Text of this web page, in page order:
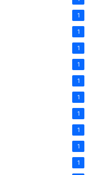
1
1
1
1
1
1
1
1
1
1